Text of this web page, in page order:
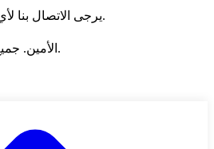
يرجى الاتصال بنا لأي أستفسارات أو دعم.
© 2024 الأمين. جميع الحقوق محفوظة.